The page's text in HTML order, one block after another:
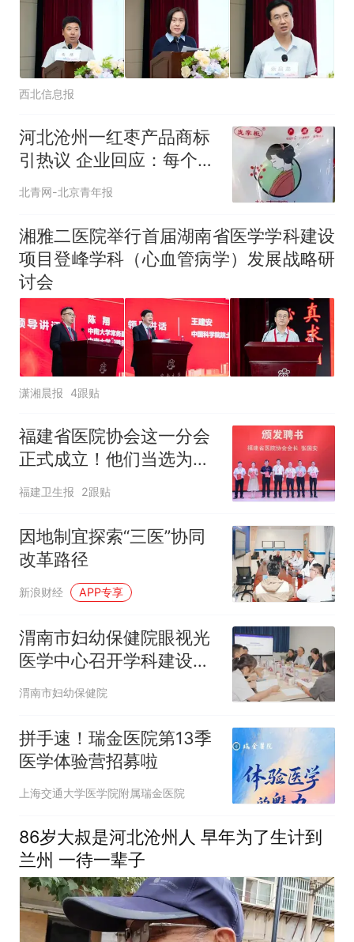
西北信息报
河北沧州一红枣产品商标
引热议 企业回应：每个人
的认知和理解不同
北青网-北京青年报
湘雅二医院举行首届湖南省医学学科建设
项目登峰学科（心血管病学）发展战略研
讨会
潇湘晨报 4跟贴
福建省医院协会这一分会
正式成立！他们当选为首
届主委、副主委→
福建卫生报 2跟贴
因地制宜探索“三医”协同
改革路径
新浪财经 APP专享
渭南市妇幼保健院眼视光
医学中心召开学科建设专
家论证会
渭南市妇幼保健院
拼手速！瑞金医院第13季
医学体验营招募啦
上海交通大学医学院附属瑞金医院
86岁大叔是河北沧州人 早年为了生计到
兰州 一待一辈子